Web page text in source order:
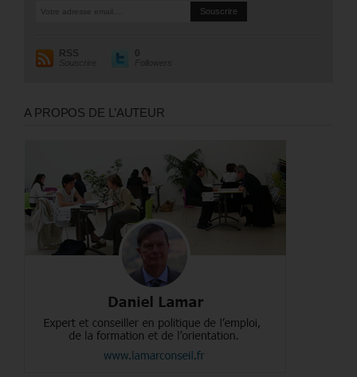
RSS
Souscrire
0
Followers
A PROPOS DE L’AUTEUR